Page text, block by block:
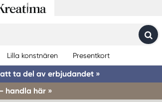
Lilla konstnären Presentkort
ta del av erbjudandet »
handla här »